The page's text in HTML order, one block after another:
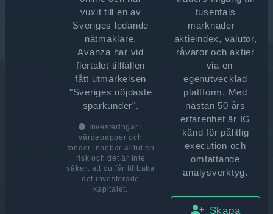
vuxit till en av
Sveriges ledande
nätmäklare.
Avanza har vid
flertalet tillfällen
fått utmärkelsen
"Sveriges nöjdaste
sparkunder".
Investeringar i
värdepapper och
fonder innebär alltid en
risk och det är inte
säkert att du får tillbaka
det investerade
kapitalet.
tusentals
marknader –
aktieindex, valutor,
råvaror och aktier
– via en
egenutvecklad
plattform. Med
nästan 50 års
erfarenhet är IG
känd för pålitlig
execution och
omfattande
analysverktyg.
Skapa